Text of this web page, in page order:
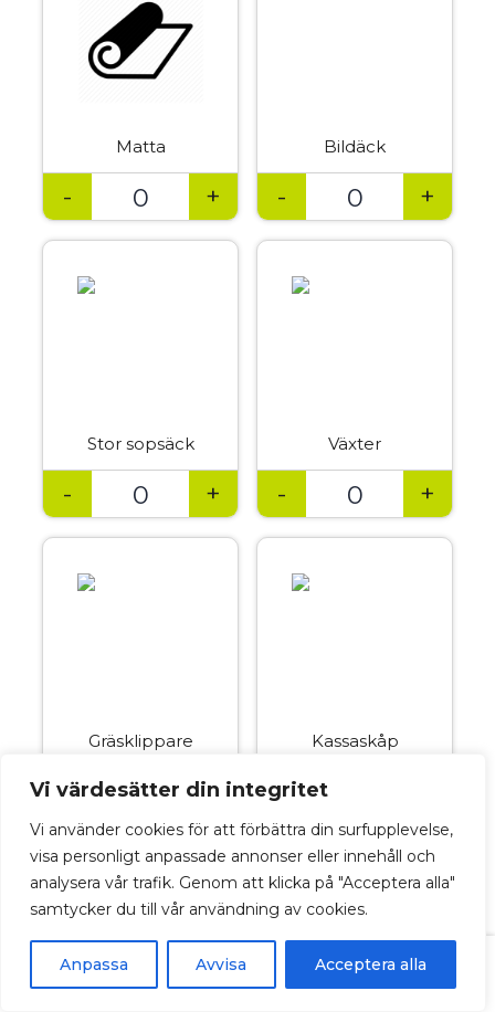
Vi värdesätter din integritet
Vi använder cookies för att förbättra din surfupplevelse,
visa personligt anpassade annonser eller innehåll och
analysera vår trafik. Genom att klicka på "Acceptera alla"
samtycker du till vår användning av cookies.
Anpassa Avvisa Acceptera alla
Summa:0m³ Fortsätt
Matta
- +
Bildäck
- +
Stor sopsäck
- +
Växter
- +
Gräsklippare
- +
Kassaskåp
-